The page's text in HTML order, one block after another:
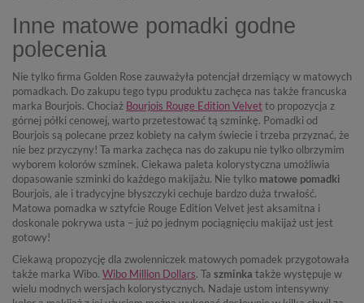
Inne matowe pomadki godne
polecenia
Nie tylko firma Golden Rose zauważyła potencjał drzemiący w matowych
pomadkach. Do zakupu tego typu produktu zachęca nas także francuska
marka Bourjois. Chociaż Bourjois Rouge Edition Velvetto propozycja z
górnej półki cenowej, warto przetestować tą szminkę. Pomadki od
Bourjois są polecane przez kobiety na całym świecie i trzeba przyznać, że
nie bez przyczyny! Ta marka zachęca nas do zakupu nie tylko olbrzymim
wyborem kolorów szminek. Ciekawa paleta kolorystyczna umożliwia
dopasowanie szminki do każdego makijażu. Nie tylko matowe pomadki
Bourjois, ale i tradycyjne błyszczyki cechuje bardzo duża trwałość.
Matowa pomadka w sztyfcie Rouge Edition Velvet jest aksamitna i
doskonale pokrywa usta – już po jednym pociągnięciu makijaż ust jest
gotowy!
Ciekawą propozycję dla zwolenniczek matowych pomadek przygotowała
także marka Wibo. Wibo Million Dollars. Ta szminka także występuje w
wielu modnych wersjach kolorystycznych. Nadaje ustom intensywny